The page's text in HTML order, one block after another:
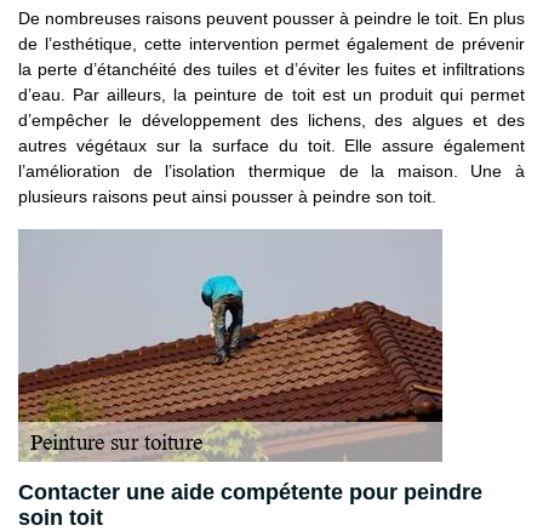
De nombreuses raisons peuvent pousser à peindre le toit. En plus
de l’esthétique, cette intervention permet également de prévenir
la perte d’étanchéité des tuiles et d’éviter les fuites et infiltrations
d’eau. Par ailleurs, la peinture de toit est un produit qui permet
d’empêcher le développement des lichens, des algues et des
autres végétaux sur la surface du toit. Elle assure également
l’amélioration de l’isolation thermique de la maison. Une à
plusieurs raisons peut ainsi pousser à peindre son toit.
Contacter une aide compétente pour peindre
soin toit